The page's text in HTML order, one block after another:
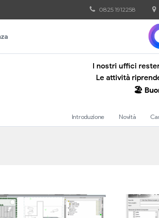
0825 1912258
I nostri uffici
Le attività
🏖️
Introduzione Novità